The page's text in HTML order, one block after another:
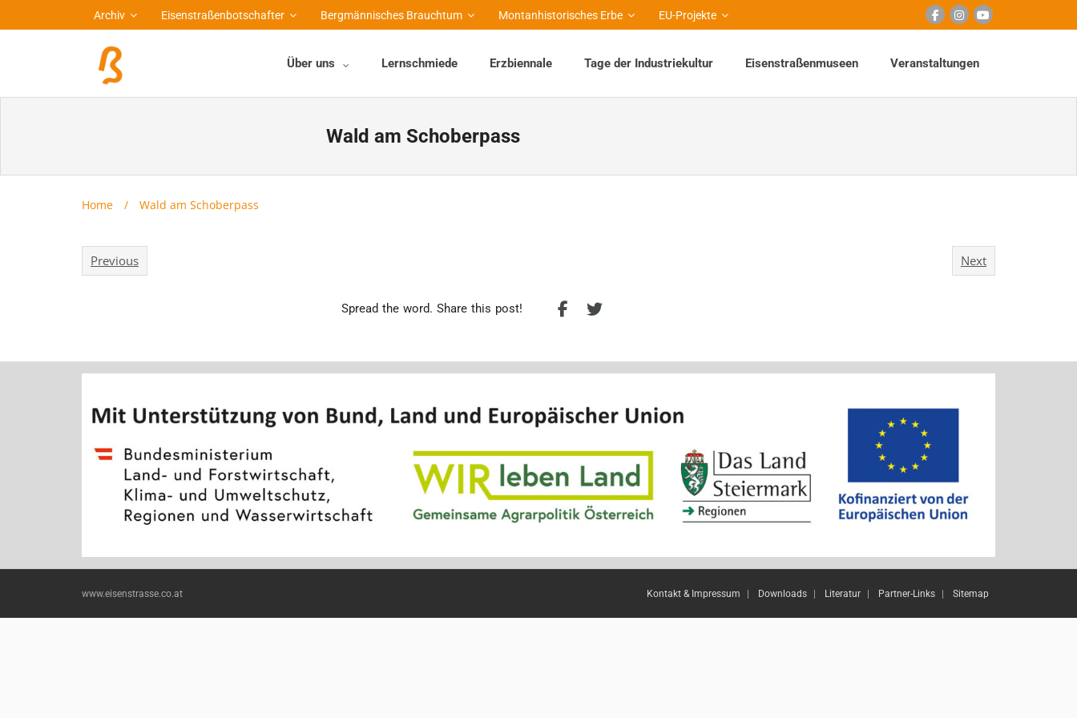
Archiv Eisenstraßenbotschafter Bergmännisches Brauchtum Montanhistorisches Erbe EU-Projekte
Über uns Lernschmiede Erzbiennale Tage der Industriekultur Eisenstraßenmuseen Veranstaltungen
Wald am Schoberpass
Home / Wald am Schoberpass
Previous Next
Spread the word. Share this post!
www.eisenstrasse.co.at Kontakt & Impressum Downloads Literatur Partner-Links Sitemap